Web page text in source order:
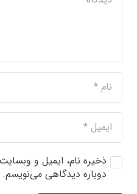
ذخیره نام، ایمیل و
دوباره دیدگاهی می‌نویسم.